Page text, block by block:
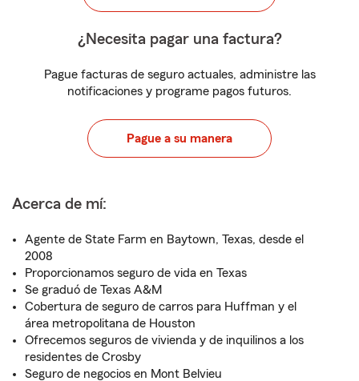
¿Necesita pagar una factura?
Pague facturas de seguro actuales, administre las
notificaciones y programe pagos futuros.
Pague a su manera
Acerca de mí:
Agente de State Farm en Baytown, Texas, desde el
2008
Proporcionamos seguro de vida en Texas
Se graduó de Texas A&M
Cobertura de seguro de carros para Huffman y el
área metropolitana de Houston
Ofrecemos seguros de vivienda y de inquilinos a los
residentes de Crosby
Seguro de negocios en Mont Belvieu